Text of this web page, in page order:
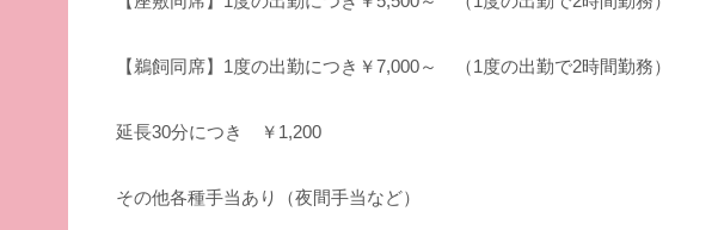
【鵜飼同席】1度の出勤につき￥7,000～ （1度の出勤で2時間勤務）
延長30分につき ￥1,200
その他各種手当あり（夜間手当など）